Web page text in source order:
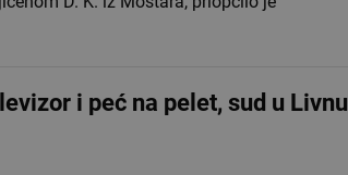
i peć na pelet, sud u Livnu